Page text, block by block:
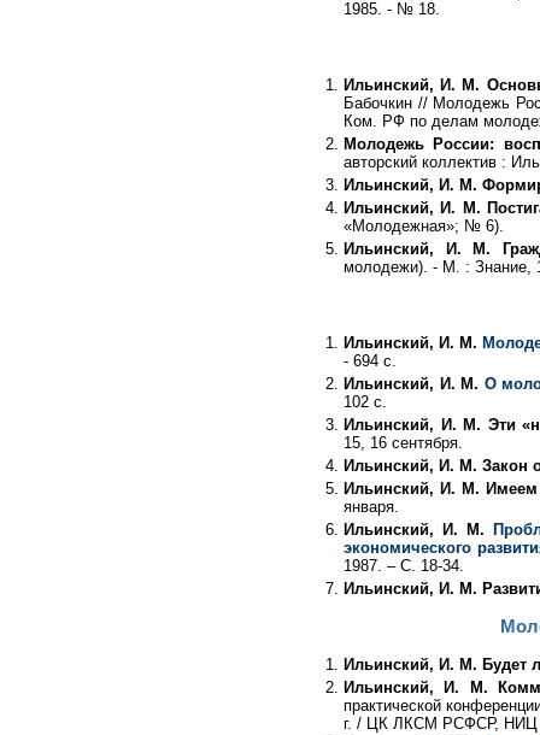
1985. - № 18.
Ильинский, И. М.
Бабочкин // Молодежь
Ком. РФ по делам
Молодежь России:
авторский коллектив :
Ильинский, И. М.
Ильинский, И. М.
«Молодежная»; № 6).
Ильинский, И. М.
молодежи). - М. : Знание,
Ильинский, И. М.
- 694 с.
Ильинский, И. М. О
102 с.
Ильинский, И. М. Эти
15, 16 сентября.
Ильинский, И. М. Закон
Ильинский, И. М.
января.
Ильинский, И. М.
экономического
1987. – С. 18-34.
Ильинский, И. М.
Ильинский, И. М. Будет
Ильинский, И. М.
практической
г. / ЦК ЛКСМ РСФСР, НИЦ